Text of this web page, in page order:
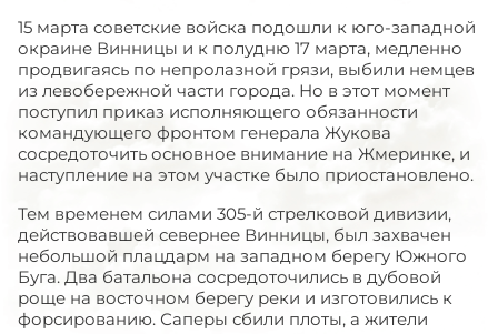
15 марта советские войска подошли к юго-западной
окраине Винницы и к полудню 17 марта, медленно
продвигаясь по непролазной грязи, выбили немцев
из левобережной части города. Но в этот момент
поступил приказ исполняющего обязанности
командующего фронтом генерала Жукова
сосредоточить основное внимание на Жмеринке, и
наступление на этом участке было приостановлено.
Тем временем силами 305-й стрелковой дивизии,
действовавшей севернее Винницы, был захвачен
небольшой плацдарм на западном берегу Южного
Буга. Два батальона сосредоточились в дубовой
роще на восточном берегу реки и изготовились к
форсированию. Саперы сбили плоты, а жители